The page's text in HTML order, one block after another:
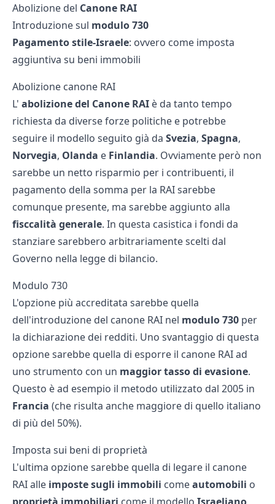
Abolizione del Canone RAI
Introduzione sul modulo 730
Pagamento stile-Israele: ovvero come imposta
aggiuntiva su beni immobili
Abolizione canone RAI
L' abolizione del Canone RAI è da tanto tempo
richiesta da diverse forze politiche e potrebbe
seguire il modello seguito già da Svezia, Spagna,
Norvegia, Olanda e Finlandia. Ovviamente però non
sarebbe un netto risparmio per i contribuenti, il
pagamento della somma per la RAI sarebbe
comunque presente, ma sarebbe aggiunto alla
fisccalità generale. In questa casistica i fondi da
stanziare sarebbero arbitrariamente scelti dal
Governo nella legge di bilancio.
Modulo 730
L'opzione più accreditata sarebbe quella
dell'introduzione del canone RAI nel modulo 730 per
la dichiarazione dei redditi. Uno svantaggio di questa
opzione sarebbe quella di esporre il canone RAI ad
uno strumento con un maggior tasso di evasione.
Questo è ad esempio il metodo utilizzato dal 2005 in
Francia (che risulta anche maggiore di quello italiano
di più del 50%).
Imposta sui beni di proprietà
L'ultima opzione sarebbe quella di legare il canone
RAI alle imposte sugli immobili comeautomobili o